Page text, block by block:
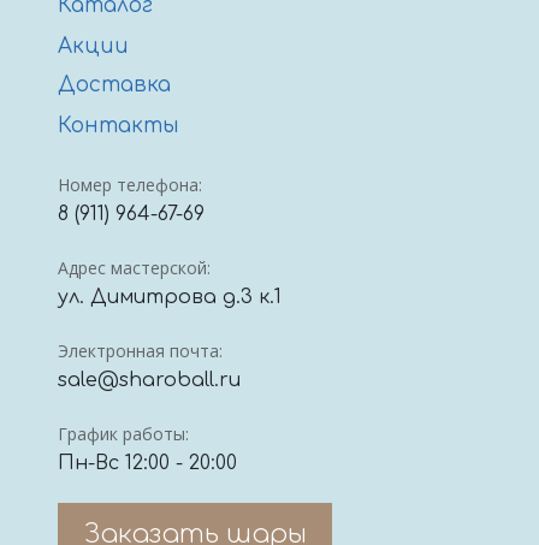
Каталог
Акции
Доставка
Контакты
Номер телефона:
8 (911) 964-67-69
Адрес мастерской:
ул. Димитрова д.3 к.1
Электронная почта:
sale@sharoball.ru
График работы:
Пн-Вс 12:00 - 20:00
Заказать шары